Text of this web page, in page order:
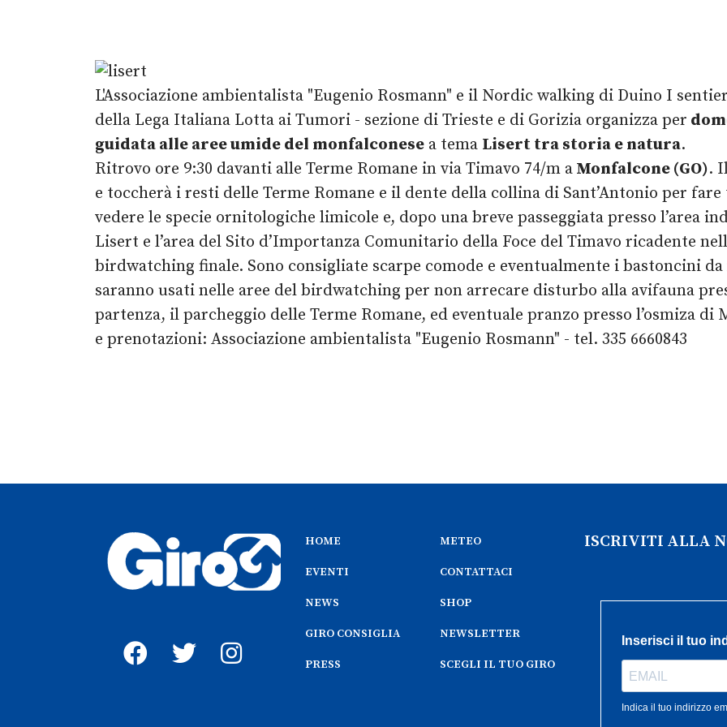
L'Associazione ambientalista "Eugenio Rosmann" e il Nordic walking di Duino I
della Lega Italiana Lotta ai Tumori - sezione di Trieste e di Gorizia organizza per
guidata alle aree umide del monfalconese a tema Lisert tra storia e natura.
Ritrovo ore 9:30 davanti alle Terme Romane in via Timavo 74/m a Monfalcone (GO).
e toccherà i resti delle Terme Romane e il dente della collina di Sant’Antonio per
vedere le specie ornitologiche limicole e, dopo una breve passeggiata presso l’area
Lisert e l’area del Sito d’Importanza Comunitario della Foce del Timavo ricadente
birdwatching finale. Sono consigliate scarpe comode e eventualmente i bastoncini
saranno usati nelle aree del birdwatching per non arrecare disturbo alla avifauna
partenza, il parcheggio delle Terme Romane, ed eventuale pranzo presso l’osmiza
e prenotazioni: Associazione ambientalista "Eugenio Rosmann" - tel. 335 6660843
HOME
EVENTI
NEWS
GIRO CONSIGLIA
PRESS
METEO
CONTATTACI
SHOP
NEWSLETTER
SCEGLI IL TUO GIRO
ISCRIVITI ALLA